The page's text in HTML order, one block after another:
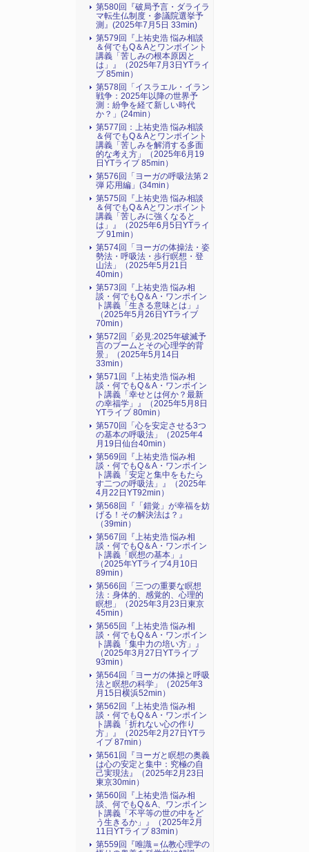
第580回『破局予言・ダライラ
マ転生仏制度・参議院選挙予
測』(2025年7月5日 33min)
第579回『上祐史浩 悩み相談
＆何でもQ＆Aとワンポイント
講義「苦しみの根本原因と
は」』（2025年7月3日YTライ
ブ 85min）
第578回「イスラエル・イラン
戦争：2025年以降の世界予
測：紛争を経て新しい時代
か？」(24min）
第577回：上祐史浩 悩み相談
＆何でもQ＆Aとワンポイント
講義「苦しみを解消する多面
的な考え方」（2025年6月19
日YTライブ 85min）
第576回「ヨーガの呼吸法第２
弾 応用編」(34min）
第575回『上祐史浩 悩み相談
＆何でもQ＆Aとワンポイント
講義「苦しみに強くなると
は」』（2025年6月5日YTライ
ブ 91min）
第574回「ヨーガの体操法・姿
勢法・呼吸法・歩行瞑想・登
山法」（2025年5月21日
40min）
第573回『上祐史浩 悩み相
談・何でもQ＆A・ワンポイン
ト講義「生きる意味とは」』
（2025年5月26日YTライブ
70min）
第572回「必見:2025年破滅予
言のブームとその心理学的背
景」（2025年5月14日
33min）
第571回『上祐史浩 悩み相
談・何でもQ＆A・ワンポイン
ト講義「幸せとは何か？最新
の幸福学」』（2025年5月8日
YTライブ 80min）
第570回「心を安定させる3つ
の基本の呼吸法」（2025年4
月19日仙台40min）
第569回『上祐史浩 悩み相
談・何でもQ＆A・ワンポイン
ト講義「安定と集中をもたら
す二つの呼吸法」』（2025年
4月22日YT92min）
第568回『「錯覚」が幸福を妨
げる！その解決法は？』
（39min）
第567回『上祐史浩 悩み相
談・何でもQ＆A・ワンポイン
ト講義「瞑想の基本」』
（2025年YTライブ4月10日
89min）
第566回「三つの重要な瞑想
法：身体的、感覚的、心理的
瞑想」（2025年3月23日東京
45min）
第565回『上祐史浩 悩み相
談・何でもQ＆A・ワンポイン
ト講義「集中力の培い方」』
（2025年3月27日YTライブ
93min）
第564回「ヨーガの体操と呼吸
法と瞑想の科学」（2025年3
月15日横浜52min）
第562回『上祐史浩 悩み相
談・何でもQ＆A・ワンポイン
ト講義「折れない心の作り
方」』（2025年2月27日YTラ
イブ 87min）
第561回『ヨーガと瞑想の奥義
は心の安定と集中：究極の自
己実現法』（2025年2月23日
東京30min）
第560回『上祐史浩 悩み相
談、何でもQ＆A、ワンポイン
ト講義「不平等の世の中をど
う生きるか」』（2025年2月
11日YTライブ 83min）
第559回『唯識＝仏教心理学の